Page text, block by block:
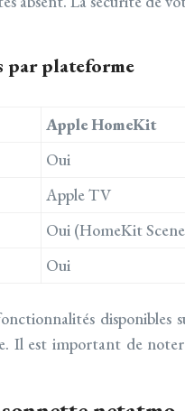
par plateforme
Apple HomeKit
Oui
Apple TV
Oui (HomeKit
Oui
Il est important de